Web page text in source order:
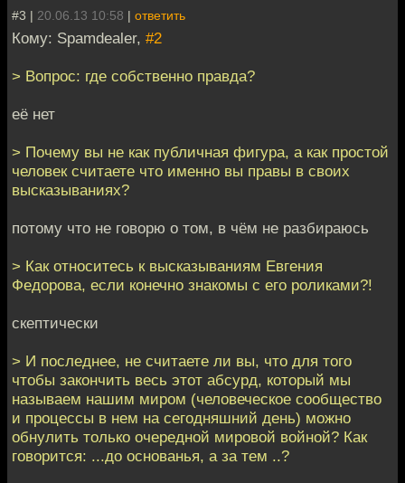
#3 | 20.06.13 10:58 | ответить
Кому: Spamdealer, #2
> Вопрос: где собственно правда?
её нет
> Почему вы не как публичная фигура, а как простой
человек считаете что именно вы правы в своих
высказываниях?
потому что не говорю о том, в чём не разбираюсь
> Как относитесь к высказываниям Евгения
Федорова, если конечно знакомы с его роликами?!
скептически
> И последнее, не считаете ли вы, что для того
чтобы закончить весь этот абсурд, который мы
называем нашим миром (человеческое сообщество
и процессы в нем на сегодняшний день) можно
обнулить только очередной мировой войной? Как
говорится: ...до основанья, а за тем ..?